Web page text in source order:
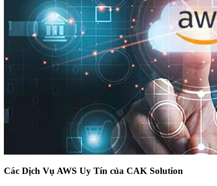
Các Dịch Vụ AWS Uy Tín của CAK Solution